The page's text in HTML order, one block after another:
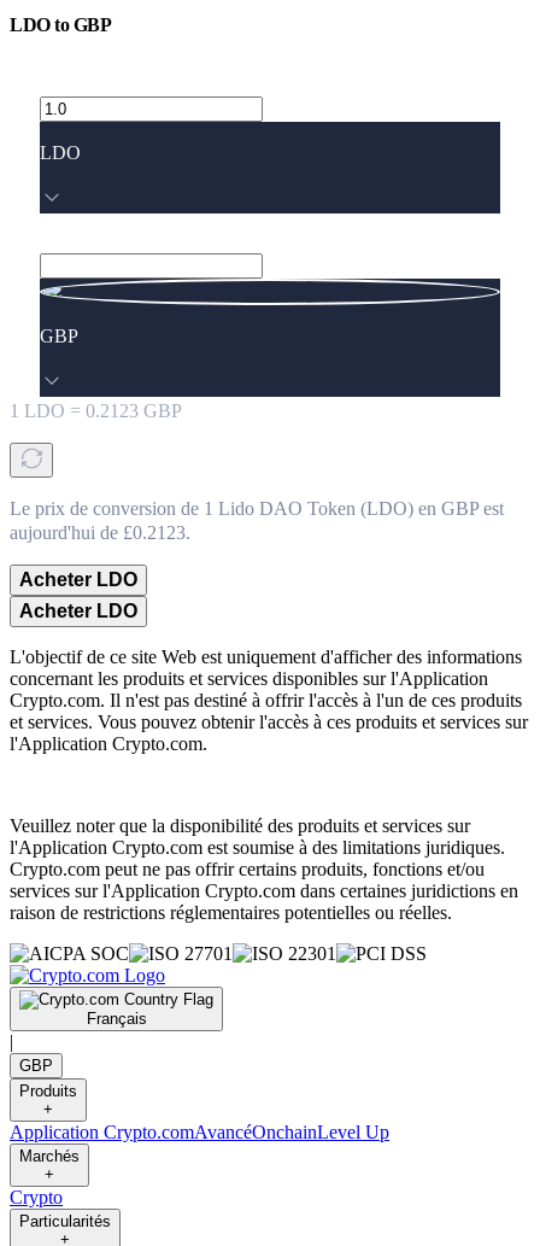
LDOtoGBP
LDO
GBP
1 LDO = 0.2123 GBP
Le prix de conversion de 1 Lido DAO Token (LDO) en GBP est
aujourd'hui de £0.2123.
Acheter LDO
Acheter LDO
L'objectif de ce site Web est uniquement d'afficher des informations
concernant les produits et services disponibles sur l'Application
Crypto.com. Il n'est pas destiné à offrir l'accès à l'un de ces produits
et services. Vous pouvez obtenir l'accès à ces produits et services sur
l'Application Crypto.com.
Veuillez noter que la disponibilité des produits et services sur
l'Application Crypto.com est soumise à des limitations juridiques.
Crypto.com peut ne pas offrir certains produits, fonctions et/ou
services sur l'Application Crypto.com dans certaines juridictions en
raison de restrictions réglementaires potentielles ou réelles.
Français
|
GBP
Produits
+
Application Crypto.comAvancéOnchainLevel Up
Marchés
+
Crypto
Particularités
+